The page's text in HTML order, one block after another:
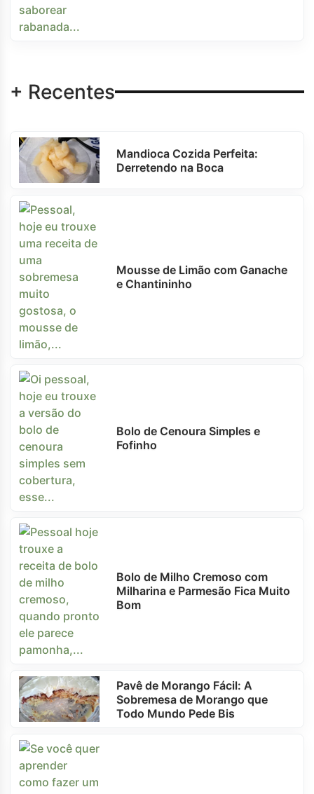
+ Recentes
Mandioca Cozida Perfeita:
Derretendo na Boca
Mousse de Limão com Ganache
e Chantininho
Bolo de Cenoura Simples e
Fofinho
Bolo de Milho Cremoso com
Milharina e Parmesão Fica Muito
Bom
Pavê de Morango Fácil: A
Sobremesa de Morango que
Todo Mundo Pede Bis